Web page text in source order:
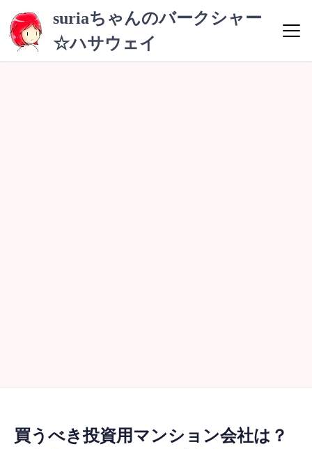
テ
suriaちゃんのバークシャー
☆ハサウェイ
買うべき投資用マンション会社は？